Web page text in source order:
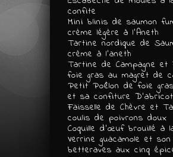
confite
Mini blinis de saumon
crème légère à l’Aneth
Tartine nordique de
crème à l’aneth
Tartine de Campagne et
foie gras au magret de
Petit Poêlon de foie
et sa confiture D’abricot
Faisselle de Chèvre et
coulis de poivrons doux
Coquille d’œuf brouillé à
Verrine guacamole et
betteraves aux cinq